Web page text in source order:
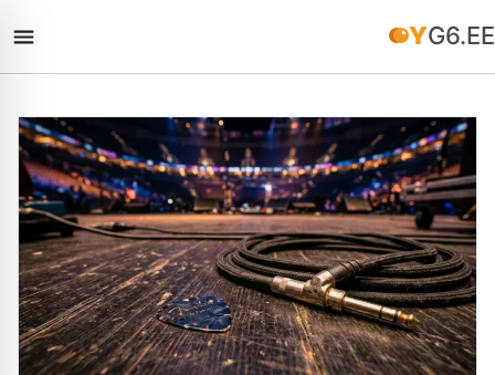
YG6.EE